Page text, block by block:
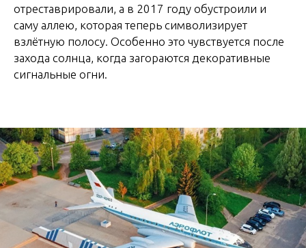
отреставрировали, а в 2017 году обустроили и
саму аллею, которая теперь символизирует
взлётную полосу. Особенно это чувствуется после
захода солнца, когда загораются декоративные
сигнальные огни.